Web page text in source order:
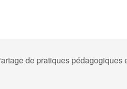
de pratiques pédagogiques